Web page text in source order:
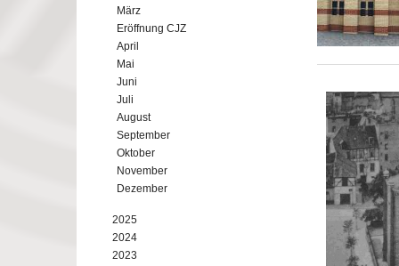
März
Eröffnung CJZ
April
Mai
Juni
Juli
August
September
Oktober
November
Dezember
2025
2024
2023